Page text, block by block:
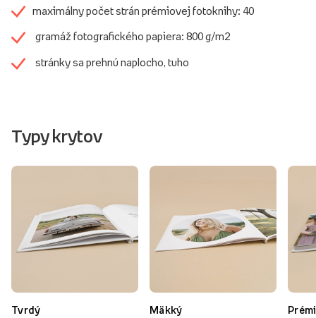
maximálny počet strán prémiovej fotoknihy: 40
gramáž fotografického papiera: 800 g/m2
stránky sa prehnú naplocho, tuho
Typy krytov
Tvrdý
Mäkký